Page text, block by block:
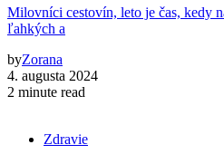
Milovníci cestovín, leto je čas, kedy
ľahkých a
byZorana
4. augusta 2024
2 minute read
Zdravie